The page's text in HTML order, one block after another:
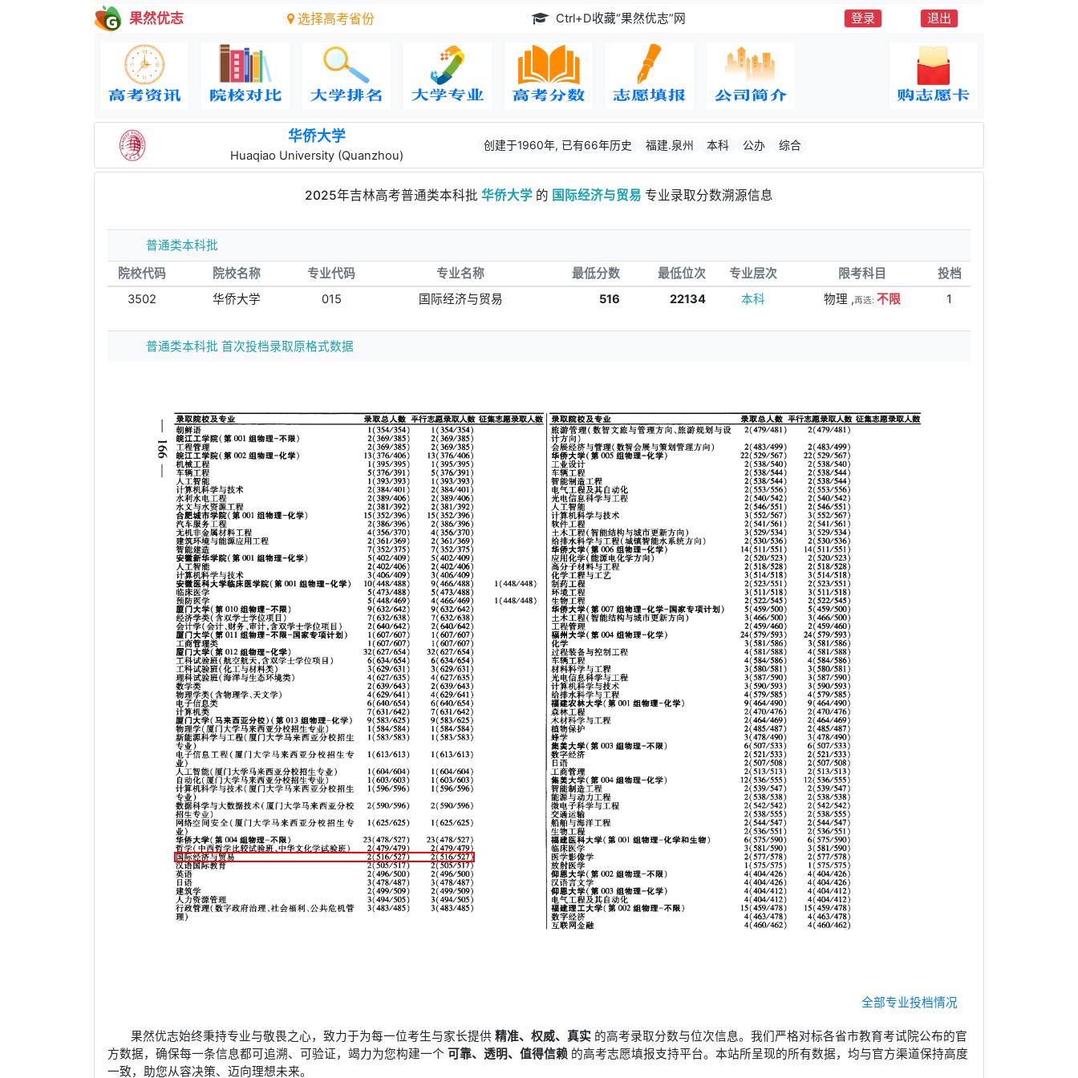
果然优志 选择高考省份 Ctrl+D收藏“果然优志”网 登录 退出
华侨大学
Huaqiao University (Quanzhou)
创建于1960年, 已有66年历史 福建.泉州 本科 公办 综合
2025年吉林高考普通类本科批 华侨大学 的 国际经济与贸易 专业录取分数溯源信息
普通类本科批
院校代码
院校名称 专业代码 专业名称 最低分数 最低位次 专业层次 限考科目
投档
3502
华侨大学 015 国际经济与贸易 516 22134 本科 物理 ,再选: 不限 1
普通类本科批 首次投档录取原格式数据
全部专业投档情况
果然优志始终秉持专业与敬畏之心，致力于为每一位考生与家长提供精准、权威、真实 的高考录取分数与位次信息。我们严格对标各省市教育考试院公布的官
方数据，确保每一条信息都可追溯、可验证，竭力为您构建一个 可靠、透明、值得信赖 的高考志愿填报支持平台。本站所呈现的所有数据，均与官方渠道保持高度
一致，助您从容决策、迈向理想未来。